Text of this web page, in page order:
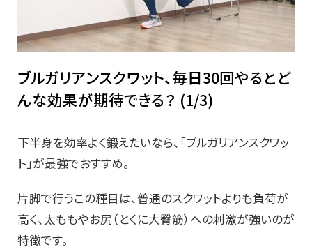
ブルガリアンスクワット、毎日30回やるとど
んな効果が期待できる？ (1/3)
下半身を効率よく鍛えたいなら、「ブルガリアンスクワッ
ト」が最強でおすすめ。
片脚で行うこの種目は、普通のスクワットよりも負荷が
高く、太ももやお尻（とくに大臀筋）への刺激が強いのが
特徴です。